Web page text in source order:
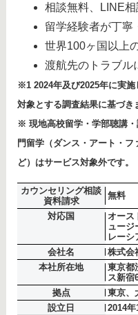
相談無料、LINE
留学経験者が丁寧
世界100ヶ国以上
渡航先のトラブル
※1 2024年及び2025年に実
対象とする調査結果に基づき
※ 現地高校留学・学部聴講
門留学（ダンス・アート・
ど）はサービス対象外です。
カウンセリング相談
資料請求
無料
対応国
オース
ュー
レーシ
会社名
株式会
本社所在地
東京都
ス新宿
拠点
東京、
設立日
2014年